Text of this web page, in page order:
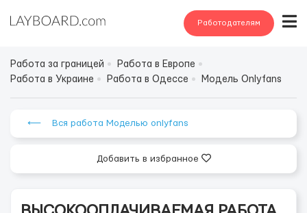
Работодателям
Работа за границей
Работа в Европе
Работа в Украине
Работа в Одессе Модель Onlyfans
⟵ Вся работа Моделью onlyfans
Добавить в избранное